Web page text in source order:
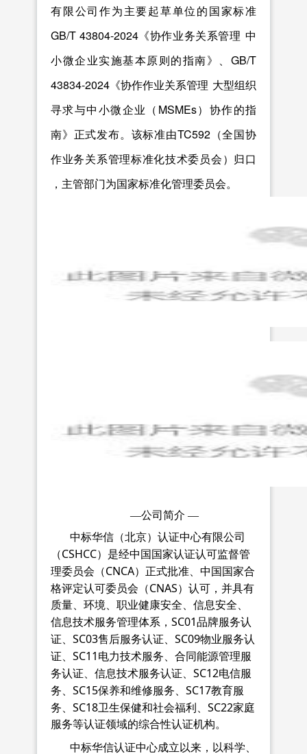
有限公司作为主要起草单位的国家标准
GB/T 43804-2024《协作业务关系管理 中
小微企业实施基本原则的指南》、 GB/T
43834-2024 《协作作业关系管理 大型组织
寻求与中小微企业（ MSMEs）协作的指
南》正式发布。该标准由TC592（全国协
作业务关系管理标准化技术委员会）归口
，主管部门为国家标准化管理委员会。
—公司简介 —
中标华信（北京）认证中心有限公司
（CSHCC）是经中国国家认证认可监督管
理委员会（CNCA）正式批准、中国国家合
格评定认可委员会（CNAS）认可，并具有
质量、环境、职业健康安全、信息安全、
信息技术服务管理体系， SC01品牌服务认
证、 SC03售后服务认证、 SC09物业服务认
证、 SC11 电力技术服务、合同能源管理服
务认证、信息技术服务认证、 SC12电信服
务、 SC15保养和维修服务、 SC17教育服
务、 SC18卫生保健和社会福利、 SC22家庭
服务等认证领域的综合性认证机构。
中标华信认证中心成立以来，以科学、